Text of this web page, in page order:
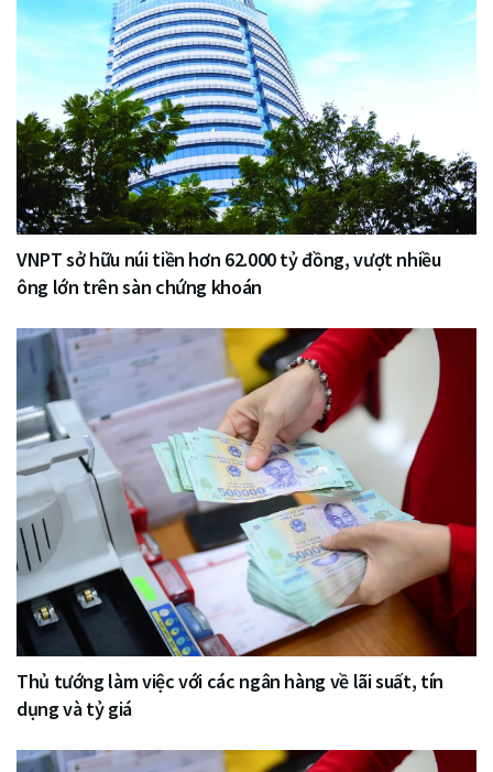
VNPT sở hữu núi tiền hơn 62.000 tỷ đồng, vượt nhiều
ông lớn trên sàn chứng khoán
Thủ tướng làm việc với các ngân hàng về lãi suất, tín
dụng và tỷ giá